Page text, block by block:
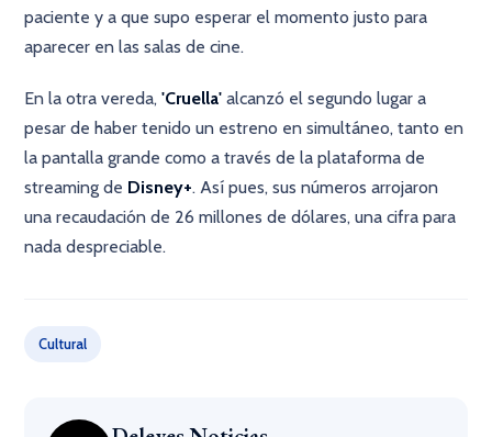
paciente y a que supo esperar el momento justo para
aparecer en las salas de cine.
En la otra vereda, 'Cruella' alcanzó el segundo lugar a
pesar de haber tenido un estreno en simultáneo, tanto en
la pantalla grande como a través de la plataforma de
streaming de Disney+. Así pues, sus números arrojaron
una recaudación de 26 millones de dólares, una cifra para
nada despreciable.
Cultural